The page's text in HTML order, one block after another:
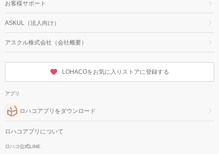
お客様サポート
ASKUL（法人向け）
アスクル株式会社（会社概要）
LOHACOをお気に入りストアに登録する
アプリ
ロハコアプリをダウンロード
ロハコアプリについて
ロハコ公式LINE